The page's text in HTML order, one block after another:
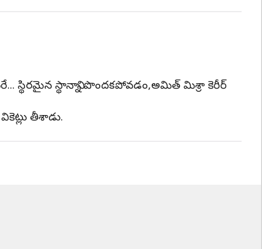
స్థానాన్ని పొందకపోవడం,అమిత్ మిశ్రా కెరీర్
తీశాడు.